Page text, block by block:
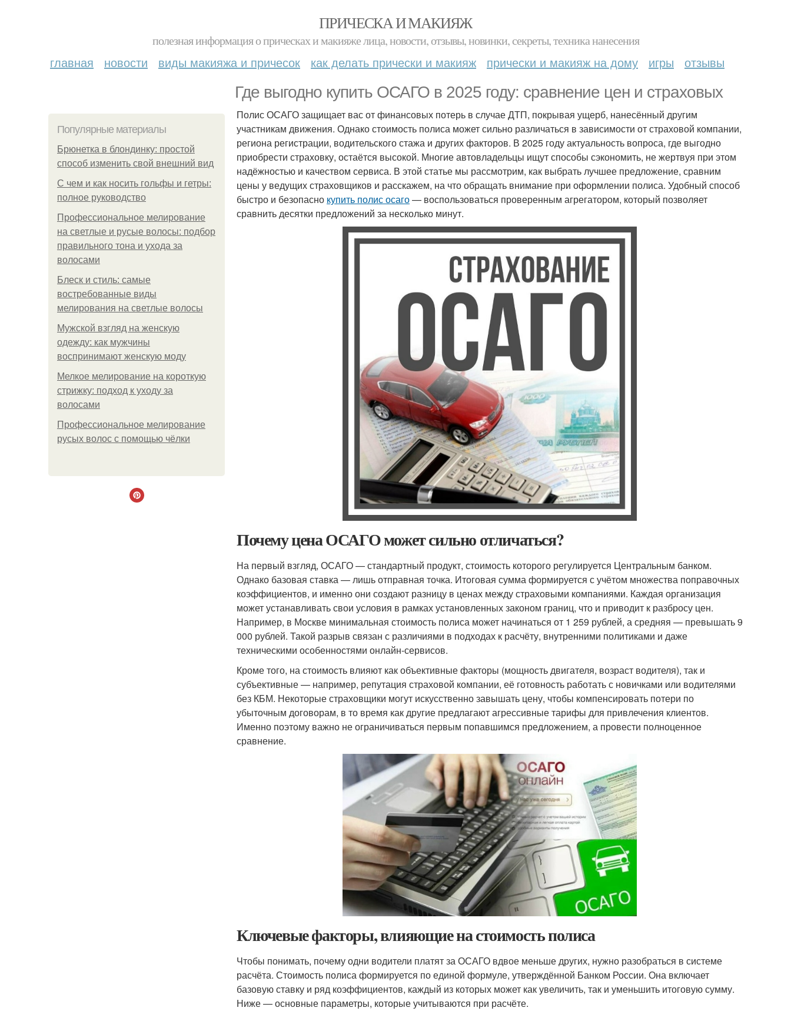
ПРИЧЕСКА И МАКИЯЖ
полезная информация о прическах и макияже лица, новости, отзывы, новинки, секреты, техника нанесения
главная новости виды макияжа и причесок как делать прически и макияж прически и макияж на дому игры отзывы
Где выгодно купить ОСАГО в 2025 году: сравнение цен и страховых
Популярные материалы
Брюнетка в блондинку: простой
способ изменить свой внешний вид
С чем и как носить гольфы и гетры:
полное руководство
Профессиональное мелирование
на светлые и русые волосы: подбор
правильного тона и ухода за
волосами
Блеск и стиль: самые
востребованные виды
мелирования на светлые волосы
Мужской взгляд на женскую
одежду: как мужчины
воспринимают женскую моду
Мелкое мелирование на короткую
стрижку: подход к уходу за
волосами
Профессиональное мелирование
русых волос с помощью чёлки
Полис ОСАГО защищает вас от финансовых потерь в случае ДТП, покрывая ущерб, нанесённый другим
участникам движения. Однако стоимость полиса может сильно различаться в зависимости от страховой компании,
региона регистрации, водительского стажа и других факторов. В 2025 году актуальность вопроса, где выгодно
приобрести страховку, остаётся высокой. Многие автовладельцы ищут способы сэкономить, не жертвуя при этом
надёжностью и качеством сервиса. В этой статье мы рассмотрим, как выбрать лучшее предложение, сравним
цены у ведущих страховщиков и расскажем, на что обращать внимание при оформлении полиса. Удобный способ
быстро и безопасно купить полис осаго— воспользоваться проверенным агрегатором, который позволяет
сравнить десятки предложений за несколько минут.
Почему цена ОСАГО может сильно отличаться?
На первый взгляд, ОСАГО — стандартный продукт, стоимость которого регулируется Центральным банком.
Однако базовая ставка — лишь отправная точка. Итоговая сумма формируется с учётом множества поправочных
коэффициентов, и именно они создают разницу в ценах между страховыми компаниями. Каждая организация
может устанавливать свои условия в рамках установленных законом границ, что и приводит к разбросу цен.
Например, в Москве минимальная стоимость полиса может начинаться от 1 259 рублей, а средняя — превышать 9
000 рублей. Такой разрыв связан с различиями в подходах к расчёту, внутренними политиками и даже
техническими особенностями онлайн-сервисов.
Кроме того, на стоимость влияют как объективные факторы (мощность двигателя, возраст водителя), так и
субъективные — например, репутация страховой компании, её готовность работать с новичками или водителями
без КБМ. Некоторые страховщики могут искусственно завышать цену, чтобы компенсировать потери по
убыточным договорам, в то время как другие предлагают агрессивные тарифы для привлечения клиентов.
Именно поэтому важно не ограничиваться первым попавшимся предложением, а провести полноценное
сравнение.
Ключевые факторы, влияющие на стоимость полиса
Чтобы понимать, почему одни водители платят за ОСАГО вдвое меньше других, нужно разобраться в системе
расчёта. Стоимость полиса формируется по единой формуле, утверждённой Банком России. Она включает
базовую ставку и ряд коэффициентов, каждый из которых может как увеличить, так и уменьшить итоговую сумму.
Ниже — основные параметры, которые учитываются при расчёте.